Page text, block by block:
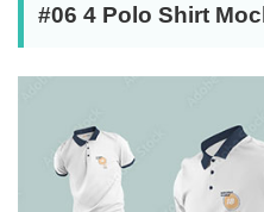
#06 4 Polo Shirt